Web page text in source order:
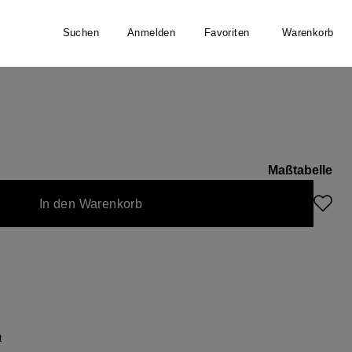
Suchen Anmelden Favoriten Warenkorb
zurzeit nicht verfügbar.)
Maßtabelle
In den Warenkorb